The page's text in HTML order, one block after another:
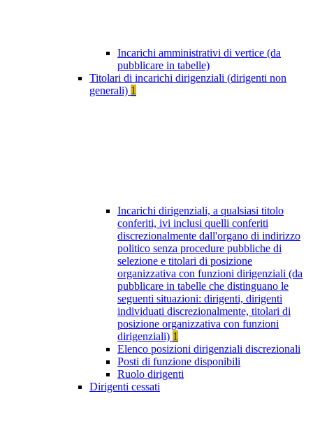
Incarichi amministrativi di vertice (da
pubblicare in tabelle)
Titolari di incarichi dirigenziali (dirigenti non
generali) 1
Incarichi dirigenziali, a qualsiasi titolo
conferiti, ivi inclusi quelli conferiti
discrezionalmente dall'organo di indirizzo
politico senza procedure pubbliche di
selezione e titolari di posizione
organizzativa con funzioni dirigenziali (da
pubblicare in tabelle che distinguano le
seguenti situazioni: dirigenti, dirigenti
individuati discrezionalmente, titolari di
posizione organizzativa con funzioni
dirigenziali) 1
Elenco posizioni dirigenziali discrezionali
Posti di funzione disponibili
Ruolo dirigenti
Dirigenti cessati